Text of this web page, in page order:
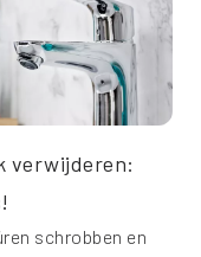
verwijderen:
schrobben en